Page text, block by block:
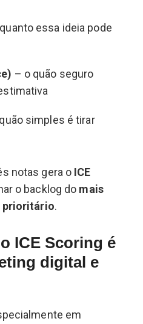
essa ideia pode
– o quão seguro
simples é tirar
notas gera o ICE
o backlog do mais
prioritário.
ICE Scoring é
digital e
em